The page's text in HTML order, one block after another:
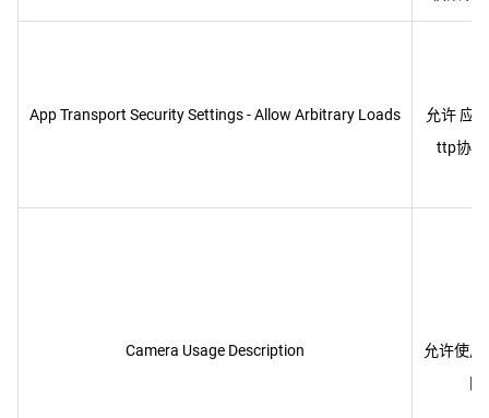
App Transport Security Settings - Allow Arbitrary Loads 允许 应
Camera Usage Description
允许使用